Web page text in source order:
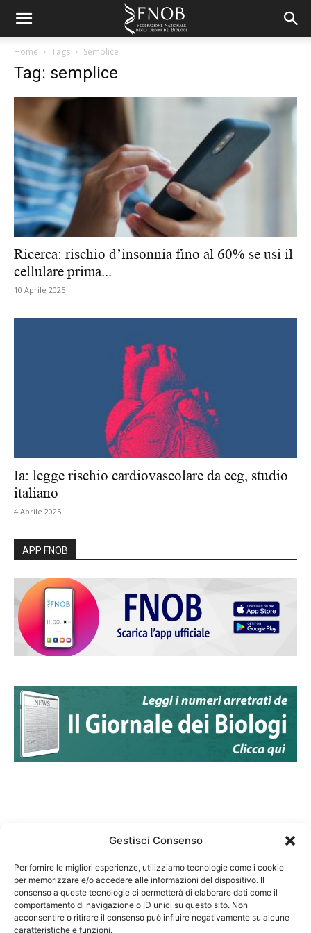
Gestisci Consenso
Per fornire le migliori esperienze, utilizziamo tecnologie come i cookie
per memorizzare e/o accedere alle informazioni del dispositivo. Il
consenso a queste tecnologie ci permetterà di elaborare dati come il
comportamento di navigazione o ID unici su questo sito. Non
acconsentire o ritirare il consenso può influire negativamente su alcune
caratteristiche e funzioni.
Home Tags Semplice
Tag: semplice
Ricerca: rischio d’insonnia fino al 60% se usi il
cellulare prima...
10 Aprile 2025
Ia: legge rischio cardiovascolare da ecg, studio
italiano
4 Aprile 2025
APP FNOB
Federazione Nazionale Degli Ordini dei Biologi:
codice fiscale 80069130583
Responsabile sito internet www.fnob.it: Vincenzo